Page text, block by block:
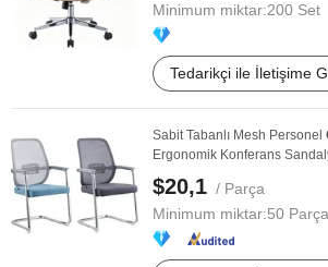
Minimum miktar:200 Set
Tedarikçi ile İletişime
Sabit Tabanlı Mesh Personel
Ergonomik Konferans
$20,1 / Parça
Minimum miktar:50 Parça